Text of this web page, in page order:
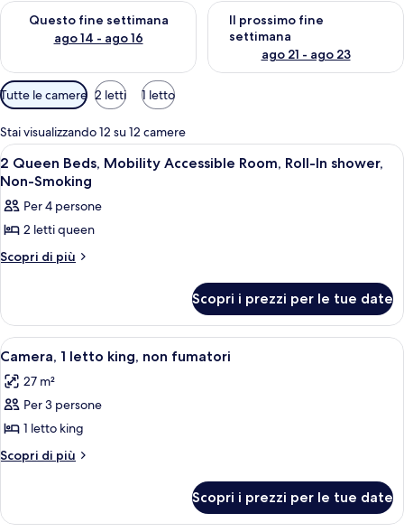
Questo fine settimana
ago 14 - ago 16
Verifica la disponibilità per questo fine settimana, ago 14 -
Il prossimo fine
settimana
ago 21 - ago 23
Verifica la disponibilità per il
Filtri
disponibili
per
le
camere
Tutte le camere 2 letti 1 letto
Stai visualizzando 12 su 12 camere
Apri
tutte
le
foto
per
2
Mobility
Accessible
Room,
Roll-
In
shower,
Smoking
Una cassaforte in camera, una
1
2 Queen Beds, Mobility Accessible Room, Roll-In shower,
Non-Smoking
Per 4 persone
2 letti queen
Scopri di più
Altri
Queen
Beds,
Mobility
Room,
Roll-
shower,
Non-
Smoking
Scopri i prezzi per le tue date
Apri
tutte
le
foto
per
Camera,
king,
Una camera d'hotel con un letto
3
Camera, 1 letto king, non fumatori
27 m²
Per 3 persone
1 letto king
Scopri di più
Altri
1
Scopri i prezzi per le tue date